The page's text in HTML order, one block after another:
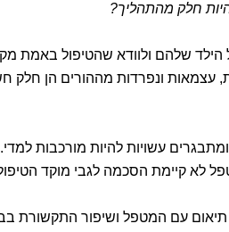
חלק מהתהליך?
הילד שלהם ולוודא שהטיפול באמת
עצמאות ונפרדות מההורים הן
עשויות להיות מורכבות
תיאום עם המטפל ושיפור התקשורת